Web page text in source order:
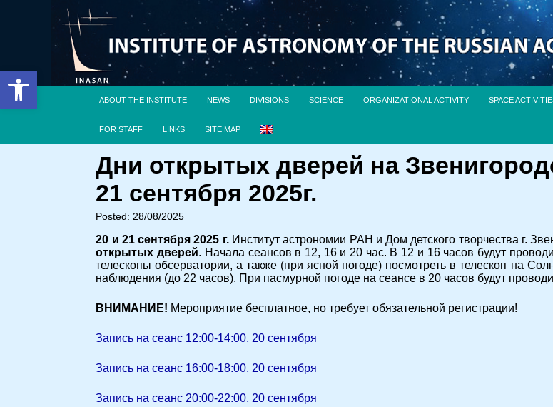
Open toolbar
ABOUT THE INSTITUTE NEWS DIVISIONS SCIENCE ORGANIZATIONAL ACTIVITY SPACE
FOR STAFF LINKS SITE MAP
Дни открытых дверей на
21 сентября 2025г.
Posted: 28/08/2025
20 и 21 сентября 2025 г.Институт астрономии РАН и Дом детского творчества г.
открытых дверей. Начала сеансов в 12, 16 и 20 час. В 12 и 16 часов будут
телескопы обсерватории, а также (при ясной погоде) посмотреть в телескоп на
наблюдения (до 22 часов). При пасмурной погоде на сеансе в 20 часов будут
ВНИМАНИЕ! Мероприятие бесплатное, но требует обязательной регистрации!
Запись на сеанс 12:00-14:00, 20 сентября
Запись на сеанс 16:00-18:00, 20 сентября
Запись на сеанс 20:00-22:00, 20 сентября